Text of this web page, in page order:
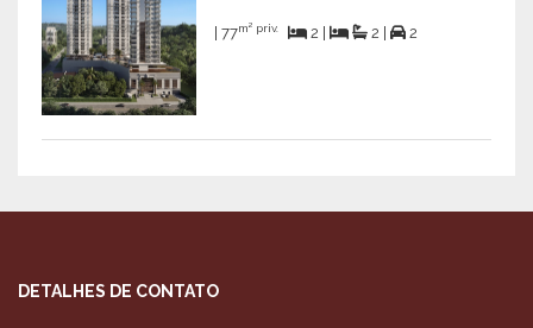
| 77m² priv. 2 | 2 | 2
DETALHES DE CONTATO